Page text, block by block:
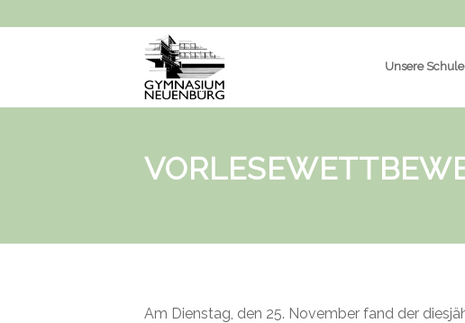
Unsere Schule
Am Dienstag, den 25. November fand der